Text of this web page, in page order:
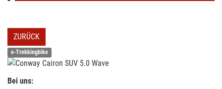
ZURÜCK
e-Trekkingbike
Bei uns: